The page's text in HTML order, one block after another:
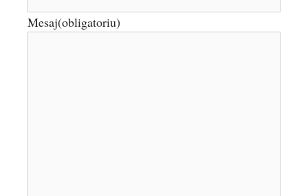
Mesaj(obligatoriu)